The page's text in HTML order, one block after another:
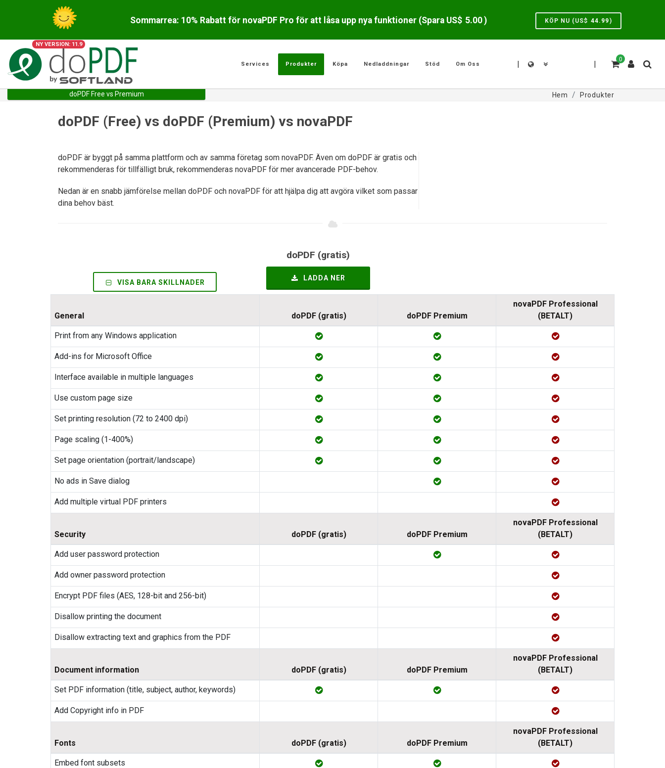
Sommarrea: 10% Rabatt för novaPDF Pro för att låsa upp nya funktioner (Spara US$ 5.00 ) KÖP NU (US$ 44.99)
NY VERSION: 11.9
0
|
|
Services Produkter Köpa Nedladdningar Stöd Om Oss
doPDF Free vs Premium Hem Produkter
doPDF (Free) vs doPDF (Premium) vs novaPDF
doPDF är byggt på samma plattform och av samma företag som novaPDF. Även om doPDF är gratis och
rekommenderas för tillfälligt bruk, rekommenderas novaPDF för mer avancerade PDF-behov.
Nedan är en snabb jämförelse mellan doPDF och novaPDF för att hjälpa dig att avgöra vilket som passar
dina behov bäst.
VISA BARA SKILLNADER
doPDF (gratis)
LADDA NER
General doPDF (gratis) doPDF Premium
novaPDF Professional
(BETALT)
Print from any Windows application
Add-ins for Microsoft Office
Interface available in multiple languages
Use custom page size
Set printing resolution (72 to 2400 dpi)
Page scaling (1-400%)
Set page orientation (portrait/landscape)
No ads in Save dialog
Add multiple virtual PDF printers
Security doPDF (gratis) doPDF Premium
novaPDF Professional
(BETALT)
Add user password protection
Add owner password protection
Encrypt PDF files (AES, 128-bit and 256-bit)
Disallow printing the document
Disallow extracting text and graphics from the PDF
Document information doPDF (gratis) doPDF Premium
novaPDF Professional
(BETALT)
Set PDF information (title, subject, author, keywords)
Add Copyright info in PDF
Fonts doPDF (gratis) doPDF Premium
novaPDF Professional
(BETALT)
Embed font subsets